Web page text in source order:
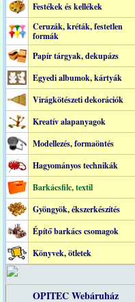
Festékek és kellékek
Ceruzák, kréták, festetlen
formák
Papír tárgyak, dekupázs
Egyedi albumok, kártyák
Virágkötészeti dekorációk
Kreatív alapanyagok
Modellezés, formaöntés
Hagyományos technikák
Barkácsfilc, textil
Gyöngyök, ékszerkészítés
Építő barkács csomagok
Könyvek, ötletek
OPITEC Webáruház